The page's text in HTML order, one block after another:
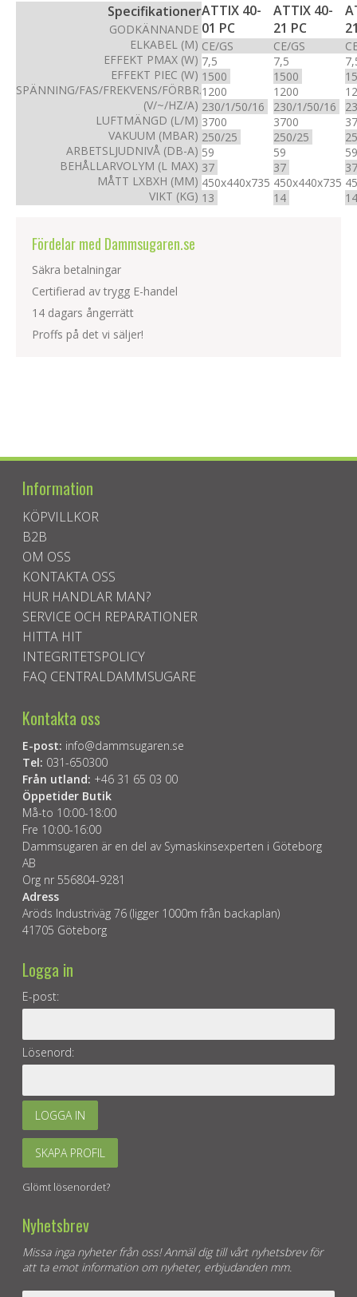
Specifikationer
GODKÄNNANDE
ELKABEL (M)
EFFEKT PMAX (W)
EFFEKT PIEC (W)
SPÄNNING/FAS/FREKVENS/FÖRBR.
(V/~/HZ/A)
LUFTMÄNGD (L/M)
VAKUUM (MBAR)
ARBETSLJUDNIVÅ (DB-A)
BEHÅLLARVOLYM (L MAX)
MÅTT LXBXH (MM)
VIKT (KG)
ATTIX 40-
01 PC
CE/GS
7,5
1500
1200
230/1/50/16
3700
250/25
59
37
450x440x735
13
ATTIX 40-
21 PC
CE/GS
7,5
1500
1200
230/1/50/16
3700
250/25
59
37
450x440x735
14
Fördelar med Dammsugaren.se
Säkra betalningar
Certifierad av trygg E-handel
14 dagars ångerrätt
Proffs på det vi säljer!
Information
KÖPVILLKOR
B2B
OM OSS
KONTAKTA OSS
HUR HANDLAR MAN?
SERVICE OCH REPARATIONER
HITTA HIT
INTEGRITETSPOLICY
FAQ CENTRALDAMMSUGARE
Kontakta oss
E-post: info@dammsugaren.se
Tel: 031-650300
Från utland: +46 31 65 03 00
Öppetider Butik
Må-to 10:00-18:00
Fre 10:00-16:00
Dammsugaren är en del av Symaskinsexperten i Göteborg
AB
Org nr 556804-9281
Adress
Aröds Industriväg 76 (ligger 1000m från backaplan)
41705 Göteborg
Logga in
E-post:
Lösenord:
LOGGA IN
SKAPA PROFIL
Glömt lösenordet?
Nyhetsbrev
Missa inga nyheter från oss! Anmäl dig till vårt nyhetsbrev för
att ta emot information om nyheter, erbjudanden mm.